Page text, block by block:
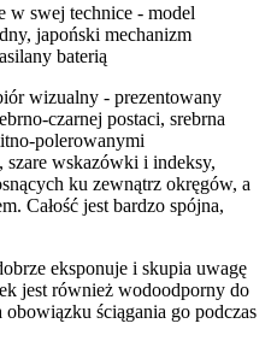
w swej technice - model
japoński mechanizm
baterią
wizualny - prezentowany
czarnej postaci, srebrna
polerowanymi
wskazówki i indeksy,
ku zewnątrz okręgów, a
Całość jest bardzo spójna,
eksponuje i skupia uwagę
jest również wodoodporny do
ściągania go podczas